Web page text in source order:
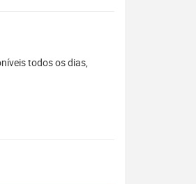
todos os dias,